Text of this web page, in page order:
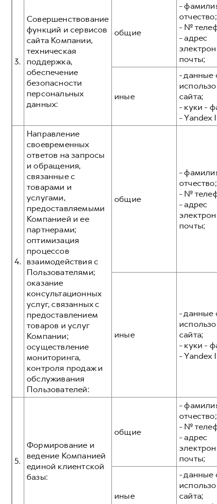
3.
Совершенствование
функций и сервисов
сайта Компании,
техническая
поддержка,
обеспечение
безопасности
персональных
данных:
общие
-
отчество;
- №
- адрес
почты;
иные
- данные
сайта;
- куки -
- Yandex
4.
Направление
своевременных
ответов на запросы
и обращения,
связанные с
товарами и
услугами,
предоставляемыми
Компанией и ее
партнерами;
оптимизация
процессов
взаимодействия с
Пользователями;
оказание
консультационных
услуг, связанных с
предоставлением
товаров и услуг
Компании;
осуществление
мониторинга,
контроля продаж и
обслуживания
Пользователей:
общие
-
отчество;
- №
- адрес
почты;
иные
- данные
сайта;
- куки -
- Yandex
5.
Формирование и
ведение Компанией
единой клиентской
базы:
общие
-
отчество;
- №
- адрес
почты;
иные
- данные
сайта;